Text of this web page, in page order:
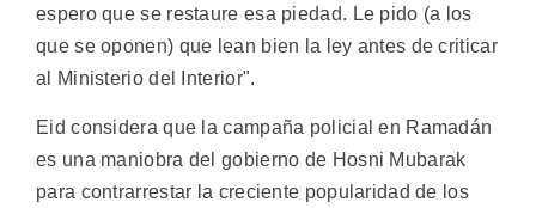
espero que se restaure esa piedad. Le pido (a los
que se oponen) que lean bien la ley antes de criticar
al Ministerio del Interior".
Eid considera que la campaña policial en Ramadán
es una maniobra del gobierno de Hosni Mubarak
para contrarrestar la creciente popularidad de los